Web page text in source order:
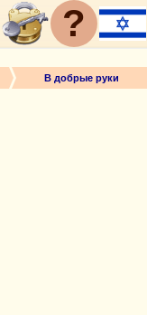
?
В добрые руки